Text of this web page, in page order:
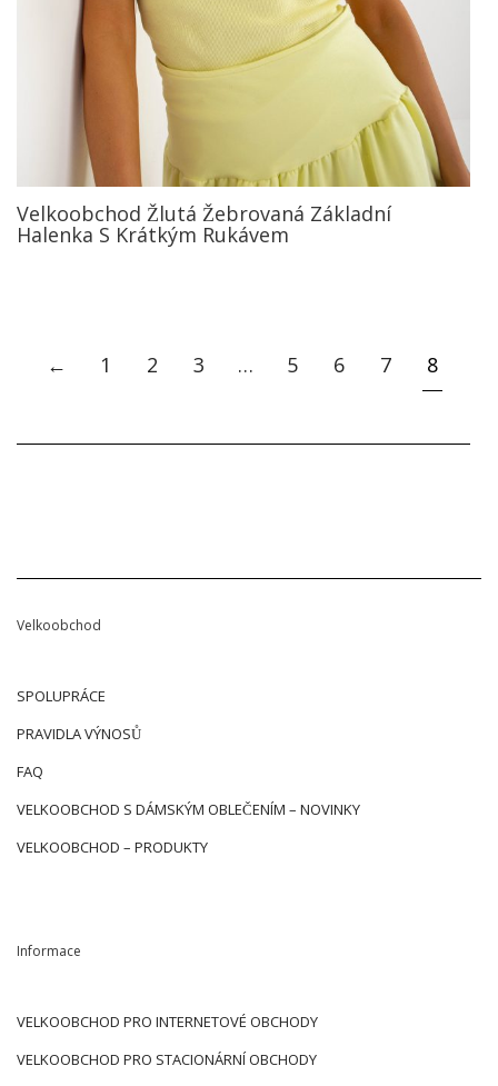
Velkoobchod Žlutá Žebrovaná Základní
Halenka S Krátkým Rukávem
← 1 2 3 … 5 6 7 8
Velkoobchod
SPOLUPRÁCE
PRAVIDLA VÝNOSŮ
FAQ
VELKOOBCHOD S DÁMSKÝM OBLEČENÍM – NOVINKY
VELKOOBCHOD – PRODUKTY
Informace
VELKOOBCHOD PRO INTERNETOVÉ OBCHODY
VELKOOBCHOD PRO STACIONÁRNÍ OBCHODY